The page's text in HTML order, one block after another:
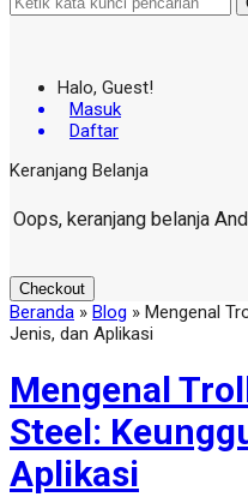
Halo, Guest!
Masuk
Daftar
Keranjang Belanja
Oops, keranjang belanja
Checkout
Beranda » Blog » Mengenal
Jenis, dan Aplikasi
Mengenal
Steel:
Aplikasi